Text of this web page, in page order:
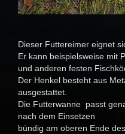
Dieser Futtereimer eignet
Er kann beispielsweise mit
und anderen festen
Der Henkel besteht aus
ausgestattet.
Die Futterwanne passt
nach dem Einsetzen
bündig am oberen Ende